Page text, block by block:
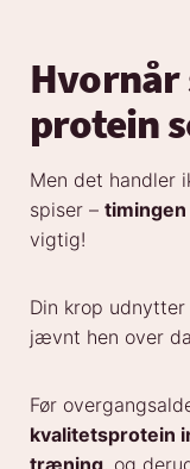
Hvornår
protein
Men det handler
spiser – timingen
vigtig!
Din krop
jævnt hen over
Før
kvalitetsprotein
træning, og